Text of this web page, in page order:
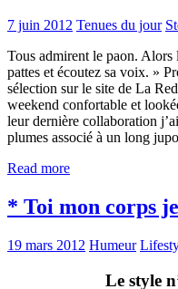
7 juin 2012 Tenues du jour
Tous admirent le paon. Alors
pattes et écoutez sa voix. »
sélection sur le site de La
weekend confortable et
leur dernière collaboration
plumes associé à un long
Read more
* Toi mon corps
19 mars 2012 Humeur
Le style